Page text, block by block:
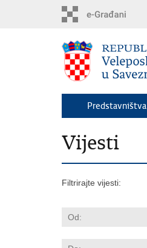
Predstavništva
Vijesti
Filtrirajte vijesti: